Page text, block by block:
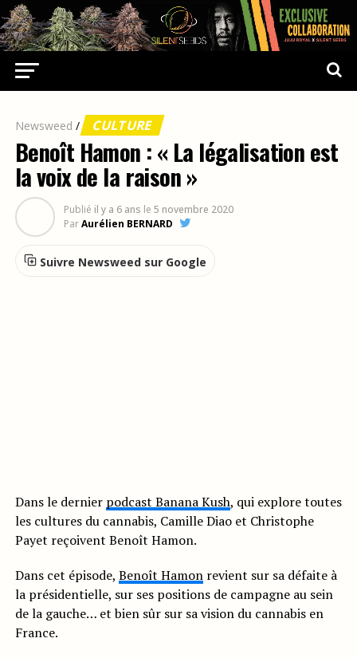
Newsweed / CULTURE
Benoît Hamon : « La légalisation est
la voix de la raison »
Publié il y a 6 ans le 5 novembre 2020
ParAurélien BERNARD
Suivre Newsweed sur Google
Dans le dernier podcast Banana Kush, qui explore toutes
les cultures du cannabis, Camille Diao et Christophe
Payet reçoivent Benoît Hamon.
Dans cet épisode, Benoît Hamonrevient sur sa défaite à
la présidentielle, sur ses positions de campagne au sein
de la gauche… et bien sûr sur sa vision du cannabis en
France.